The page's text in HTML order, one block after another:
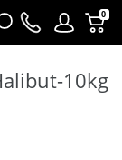
0
10kg